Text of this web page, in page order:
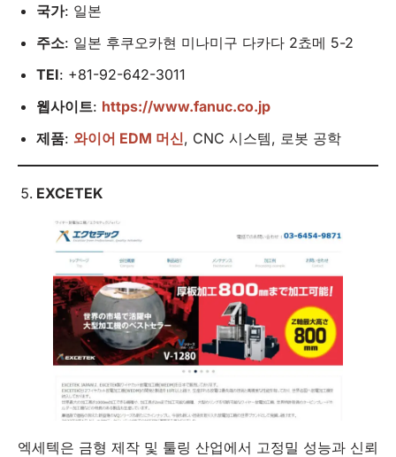
국가: 일본
주소: 일본 후쿠오카현 미나미구 다카다 2쵸메 5-2
TEI: +81-92-642-3011
웹사이트: https://www.fanuc.co.jp
제품: 와이어 EDM 머신, CNC 시스템, 로봇 공학
EXCETEK
엑세텍은 금형 제작 및 툴링 산업에서 고정밀 성능과 신뢰